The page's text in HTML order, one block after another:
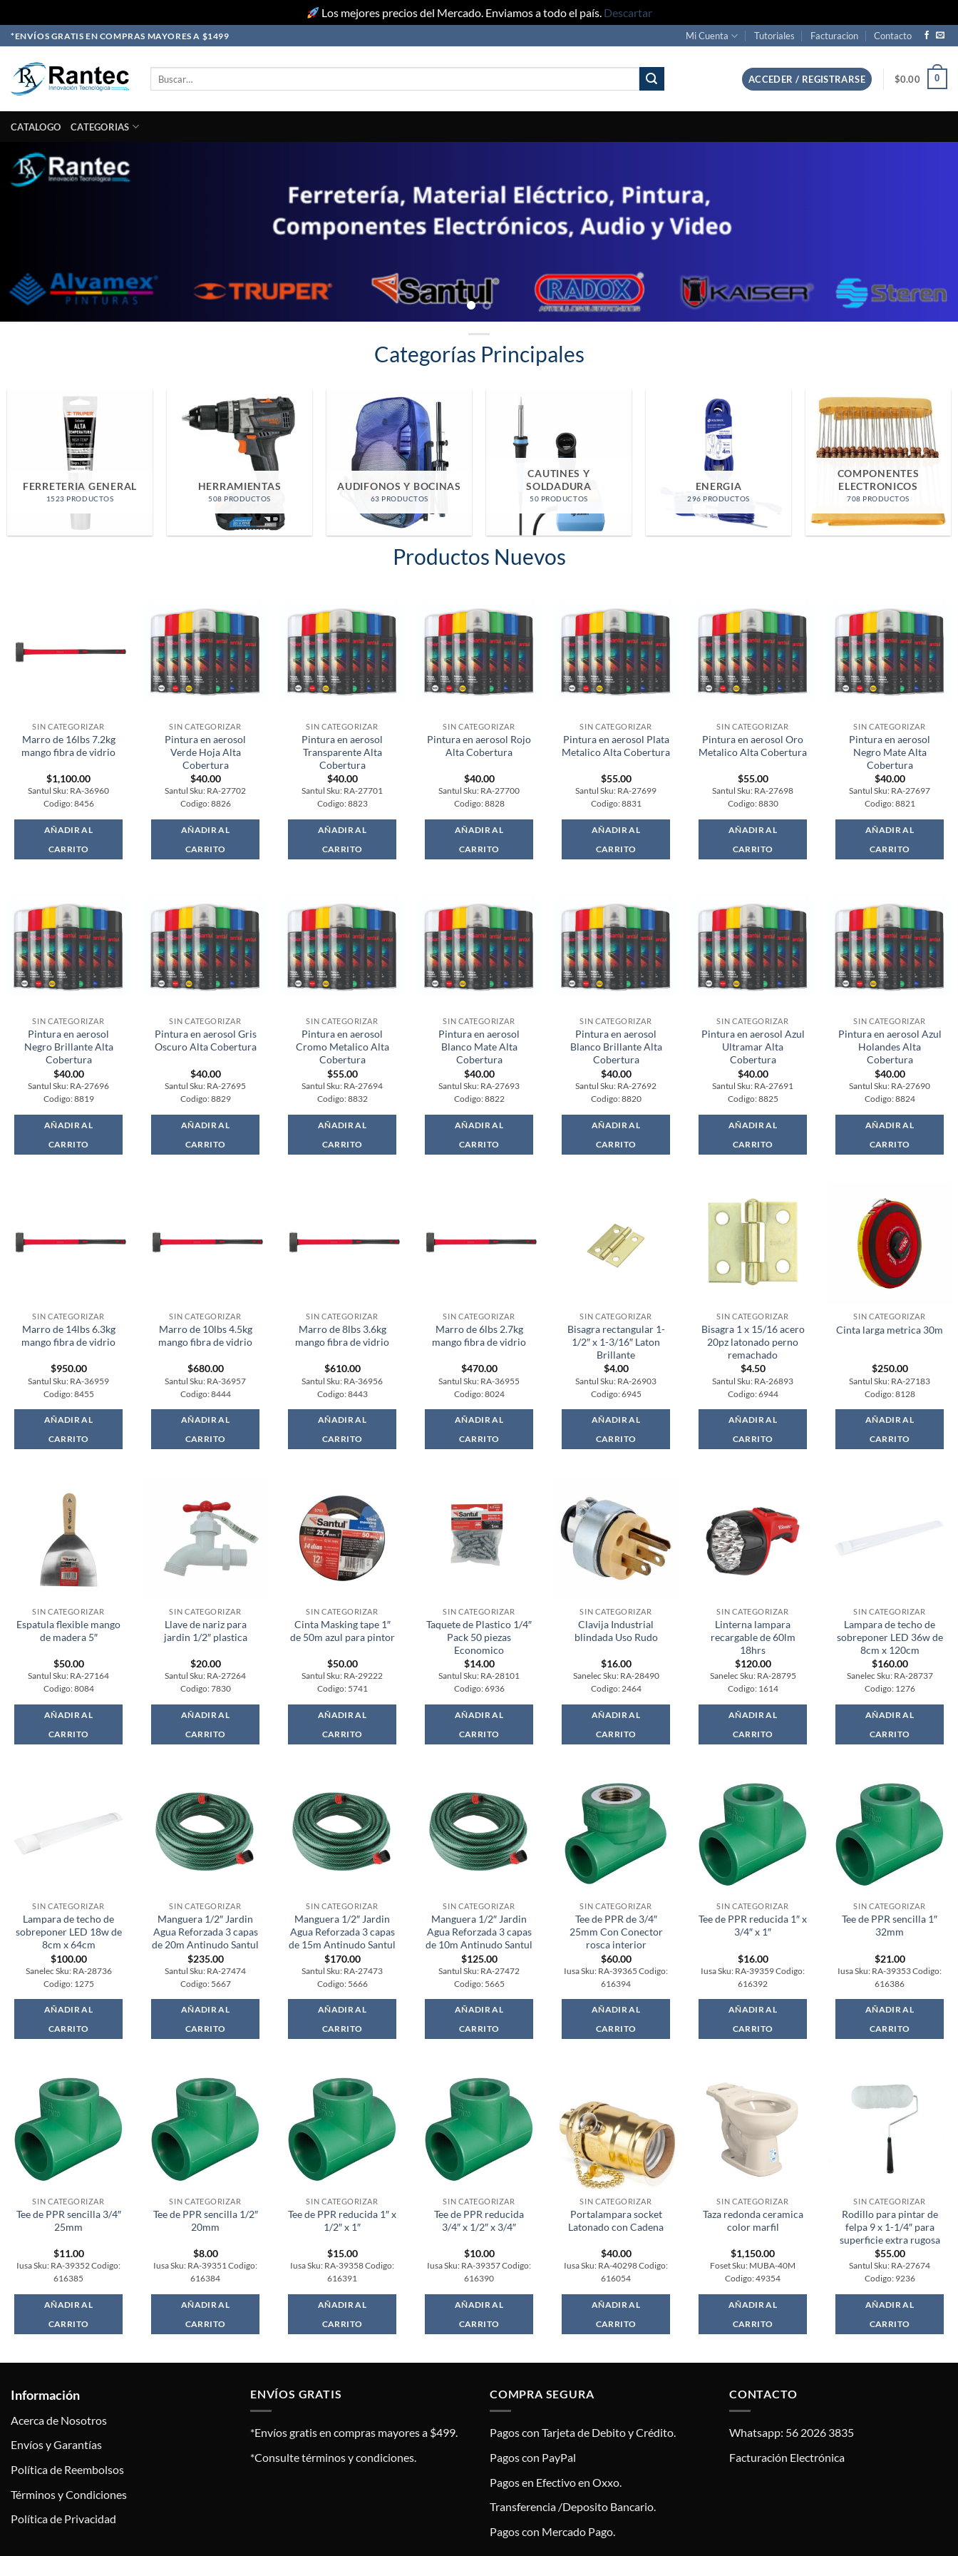
Los mejores precios del Mercado. Enviamos a todo el país. Descartar
Skip
to
content
*ENVÍOS GRATIS EN COMPRAS MAYORES A $1499 Mi Cuenta Tutoriales Facturacion Contacto
ACCEDER / REGISTRARSE $0.00 0
CATALOGO CATEGORIAS
Categorías Principales
FERRETERIA GENERAL
1523 PRODUCTOS
HERRAMIENTAS
508 PRODUCTOS
ENERGIA
296 PRODUCTOS
COMPONENTES
ELECTRONICOS
708 PRODUCTOS
CASA Y OFICINA
38 PRODUCTOS
EQUIPO DE MEDICION
12 PRODUCTOS
Productos Nuevos
SIN CATEGORIZAR
Marro de 16lbs 7.2kg
mango fibra de vidrio
$1,100.00
Santul Sku: RA-36960
Codigo: 8456
AÑADIR AL
CARRITO
SIN CATEGORIZAR
Pintura en aerosol
Verde Hoja Alta
Cobertura
$40.00
Santul Sku: RA-27702
Codigo: 8826
AÑADIR AL
CARRITO
SIN CATEGORIZAR
Pintura en aerosol
Transparente Alta
Cobertura
$40.00
Santul Sku: RA-27701
Codigo: 8823
AÑADIR AL
CARRITO
SIN CATEGORIZAR
Pintura en aerosol Rojo
Alta Cobertura
$40.00
Santul Sku: RA-27700
Codigo: 8828
AÑADIR AL
CARRITO
SIN CATEGORIZAR
Pintura en aerosol Plata
Metalico Alta Cobertura
$55.00
Santul Sku: RA-27699
Codigo: 8831
AÑADIR AL
CARRITO
SIN CATEGORIZAR
Pintura en aerosol Oro
Metalico Alta Cobertura
$55.00
Santul Sku: RA-27698
Codigo: 8830
AÑADIR AL
CARRITO
SIN CATEGORIZAR
Pintura en aerosol
Negro Mate Alta
Cobertura
$40.00
Santul Sku: RA-27697
Codigo: 8821
AÑADIR AL
CARRITO
SIN CATEGORIZAR
Pintura en aerosol
Negro Brillante Alta
Cobertura
$40.00
Santul Sku: RA-27696
Codigo: 8819
AÑADIR AL
CARRITO
SIN CATEGORIZAR
Pintura en aerosol Gris
Oscuro Alta Cobertura
$40.00
Santul Sku: RA-27695
Codigo: 8829
AÑADIR AL
CARRITO
SIN CATEGORIZAR
Pintura en aerosol
Cromo Metalico Alta
Cobertura
$55.00
Santul Sku: RA-27694
Codigo: 8832
AÑADIR AL
CARRITO
SIN CATEGORIZAR
Pintura en aerosol
Blanco Mate Alta
Cobertura
$40.00
Santul Sku: RA-27693
Codigo: 8822
AÑADIR AL
CARRITO
SIN CATEGORIZAR
Pintura en aerosol
Blanco Brillante Alta
Cobertura
$40.00
Santul Sku: RA-27692
Codigo: 8820
AÑADIR AL
CARRITO
SIN CATEGORIZAR
Pintura en aerosol Azul
Ultramar Alta
Cobertura
$40.00
Santul Sku: RA-27691
Codigo: 8825
AÑADIR AL
CARRITO
SIN CATEGORIZAR
Pintura en aerosol Azul
Holandes Alta
Cobertura
$40.00
Santul Sku: RA-27690
Codigo: 8824
AÑADIR AL
CARRITO
SIN CATEGORIZAR
Marro de 14lbs 6.3kg
mango fibra de vidrio
$950.00
Santul Sku: RA-36959
Codigo: 8455
AÑADIR AL
CARRITO
SIN CATEGORIZAR
Marro de 10lbs 4.5kg
mango fibra de vidrio
$680.00
Santul Sku: RA-36957
Codigo: 8444
AÑADIR AL
CARRITO
SIN CATEGORIZAR
Marro de 8lbs 3.6kg
mango fibra de vidrio
$610.00
Santul Sku: RA-36956
Codigo: 8443
AÑADIR AL
CARRITO
SIN CATEGORIZAR
Marro de 6lbs 2.7kg
mango fibra de vidrio
$470.00
Santul Sku: RA-36955
Codigo: 8024
AÑADIR AL
CARRITO
SIN CATEGORIZAR
Bisagra rectangular 1-
1/2″ x 1-3/16″ Laton
Brillante
$4.00
Santul Sku: RA-26903
Codigo: 6945
AÑADIR AL
CARRITO
SIN CATEGORIZAR
Bisagra 1 x 15/16 acero
20pz latonado perno
remachado
$4.50
Santul Sku: RA-26893
Codigo: 6944
AÑADIR AL
CARRITO
SIN CATEGORIZAR
Cinta larga metrica 30m
$250.00
Santul Sku: RA-27183
Codigo: 8128
AÑADIR AL
CARRITO
SIN CATEGORIZAR
Espatula flexible mango
de madera 5″
$50.00
Santul Sku: RA-27164
Codigo: 8084
AÑADIR AL
CARRITO
SIN CATEGORIZAR
Llave de nariz para
jardin 1/2″ plastica
$20.00
Santul Sku: RA-27264
Codigo: 7830
AÑADIR AL
CARRITO
SIN CATEGORIZAR
Cinta Masking tape 1″
de 50m azul para pintor
$50.00
Santul Sku: RA-29222
Codigo: 5741
AÑADIR AL
CARRITO
SIN CATEGORIZAR
Taquete de Plastico 1/4″
Pack 50 piezas
Economico
$14.00
Santul Sku: RA-28101
Codigo: 6936
AÑADIR AL
CARRITO
SIN CATEGORIZAR
Clavija Industrial
blindada Uso Rudo
$16.00
Sanelec Sku: RA-28490
Codigo: 2464
AÑADIR AL
CARRITO
SIN CATEGORIZAR
Linterna lampara
recargable de 60lm
18hrs
$120.00
Sanelec Sku: RA-28795
Codigo: 1614
AÑADIR AL
CARRITO
SIN CATEGORIZAR
Lampara de techo de
sobreponer LED 36w de
8cm x 120cm
$160.00
Sanelec Sku: RA-28737
Codigo: 1276
AÑADIR AL
CARRITO
SIN CATEGORIZAR
Lampara de techo de
sobreponer LED 18w de
8cm x 64cm
$100.00
Sanelec Sku: RA-28736
Codigo: 1275
AÑADIR AL
CARRITO
SIN CATEGORIZAR
Manguera 1/2″ Jardin
Agua Reforzada 3 capas
de 20m Antinudo Santul
$235.00
Santul Sku: RA-27474
Codigo: 5667
AÑADIR AL
CARRITO
SIN CATEGORIZAR
Manguera 1/2″ Jardin
Agua Reforzada 3 capas
de 15m Antinudo Santul
$170.00
Santul Sku: RA-27473
Codigo: 5666
AÑADIR AL
CARRITO
SIN CATEGORIZAR
Manguera 1/2″ Jardin
Agua Reforzada 3 capas
de 10m Antinudo Santul
$125.00
Santul Sku: RA-27472
Codigo: 5665
AÑADIR AL
CARRITO
SIN CATEGORIZAR
Tee de PPR de 3/4″
25mm Con Conector
rosca interior
$60.00
Iusa Sku: RA-39365 Codigo:
616394
AÑADIR AL
CARRITO
SIN CATEGORIZAR
Tee de PPR reducida 1″ x
3/4″ x 1″
$16.00
Iusa Sku: RA-39359 Codigo:
616392
AÑADIR AL
CARRITO
SIN CATEGORIZAR
Tee de PPR sencilla 1″
32mm
$21.00
Iusa Sku: RA-39353 Codigo:
616386
AÑADIR AL
CARRITO
SIN CATEGORIZAR
Tee de PPR sencilla 3/4″
25mm
$11.00
Iusa Sku: RA-39352 Codigo:
616385
AÑADIR AL
CARRITO
SIN CATEGORIZAR
Tee de PPR sencilla 1/2″
20mm
$8.00
Iusa Sku: RA-39351 Codigo:
616384
AÑADIR AL
CARRITO
SIN CATEGORIZAR
Tee de PPR reducida 1″ x
1/2″ x 1″
$15.00
Iusa Sku: RA-39358 Codigo:
616391
AÑADIR AL
CARRITO
SIN CATEGORIZAR
Tee de PPR reducida
3/4″ x 1/2″ x 3/4″
$10.00
Iusa Sku: RA-39357 Codigo:
616390
AÑADIR AL
CARRITO
SIN CATEGORIZAR
Portalampara socket
Latonado con Cadena
$40.00
Iusa Sku: RA-40298 Codigo:
616054
AÑADIR AL
CARRITO
SIN CATEGORIZAR
Taza redonda ceramica
color marfil
$1,150.00
Foset Sku: MUBA-40M
Codigo: 49354
AÑADIR AL
CARRITO
SIN CATEGORIZAR
Rodillo para pintar de
felpa 9 x 1-1/4″ para
superficie extra rugosa
$55.00
Santul Sku: RA-27674
Codigo: 9236
AÑADIR AL
CARRITO
Información
Acerca de Nosotros
Envíos y Garantías
Política de Reembolsos
Términos y Condiciones
Política de Privacidad
ENVÍOS GRATIS
*Envíos gratis en compras mayores a $499.
*Consulte términos y condiciones.
COMPRA SEGURA
Pagos con Tarjeta de Debito y Crédito.
Pagos con PayPal
Pagos en Efectivo en Oxxo.
Transferencia /Deposito Bancario.
Pagos con Mercado Pago.
CONTACTO
Whatsapp: 56 2026 3835
Facturación Electrónica